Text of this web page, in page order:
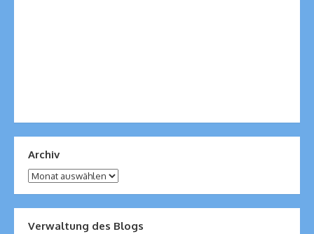
Archiv
Archiv
Verwaltung des Blogs